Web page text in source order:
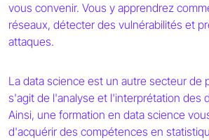
vous convenir. Vous y apprendrez
réseaux, détecter des vulnérabilités et
attaques.
La data science est un autre secteur de
s'agit de l'analyse et l'interprétation des
Ainsi, une formation en data science
d'acquérir des compétences en